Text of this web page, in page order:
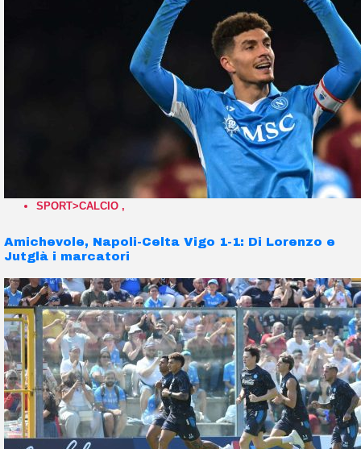
SPORT>CALCIO ,
Amichevole, Napoli-Celta Vigo 1-1: Di Lorenzo e
Jutglà i marcatori